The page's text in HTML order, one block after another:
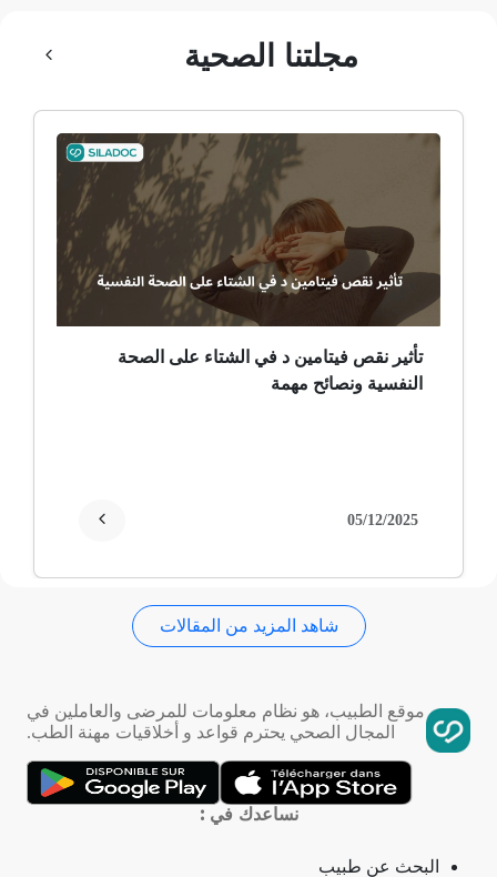
ألم وعائي وجهي
ضمور عصبي ألمي
حساسية
ثعلبة
ألزهايمر (مرض)
تمدد الأوعية الدموية
التهاب الحلق
مجلتنا الصحية
تأثير نقص فيتامين د في الشتاء على الصحة
النفسية ونصائح مهمة
05/12/2025
شاهد المزيد من المقالات
موقع الطبيب، هو نظام معلومات للمرضى والعاملين في
المجال الصحي يحترم قواعد و أخلاقيات مهنة الطب.
نساعدك في :
البحث عن طبيب